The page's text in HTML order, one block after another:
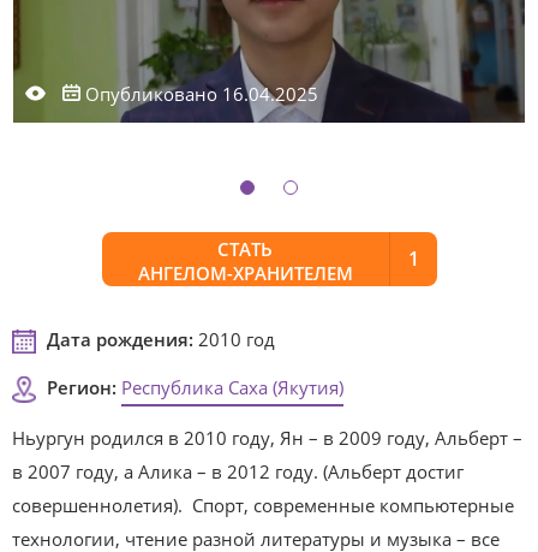
Опубликовано 16.04.2025
СТАТЬ
АНГЕЛОМ-ХРАНИТЕЛЕМ
1
Дата рождения: 2010 год
Регион: Республика Саха (Якутия)
Ньургун родился в 2010 году, Ян – в 2009 году, Альберт –
в 2007 году, а Алика – в 2012 году. (Альберт достиг
совершеннолетия). Спорт, современные компьютерные
технологии, чтение разной литературы и музыка – все